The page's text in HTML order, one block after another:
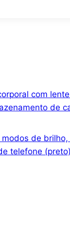
com
de
de
telefone (preto)